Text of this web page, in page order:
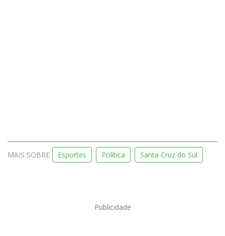
MAIS SOBRE Esportes Política Santa Cruz do Sul
Publicidade